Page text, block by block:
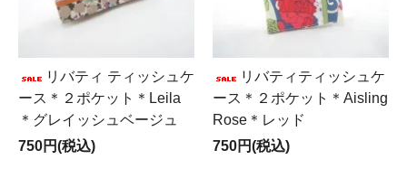
リバティ ティッシュケ
ース＊２ポケット＊Leila
＊グレイッシュベージュ
750円(税込)
リバティティッシュケ
ース＊２ポケット＊Aisling
Rose＊レッド
750円(税込)